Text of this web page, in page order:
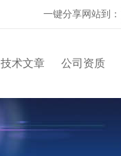
一键分享网站到：
技术文章 公司资质